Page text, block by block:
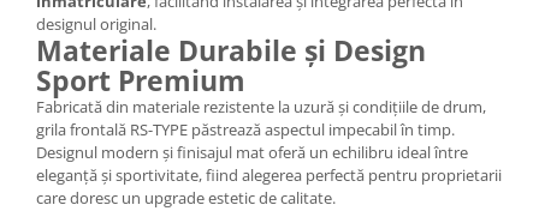
designul original.
Materiale Durabile și Design
Sport Premium
Fabricată din materiale rezistente la uzură și condițiile de drum,
grila frontală RS-TYPE păstrează aspectul impecabil în timp.
Designul modern și finisajul mat oferă un echilibru ideal între
eleganță și sportivitate, fiind alegerea perfectă pentru proprietarii
care doresc un upgrade estetic de calitate.